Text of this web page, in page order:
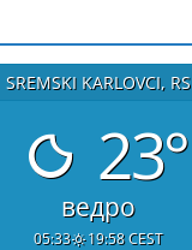
SREMSKI KARLOVCI, RS
23°
ведро
05:33 19:58 CEST